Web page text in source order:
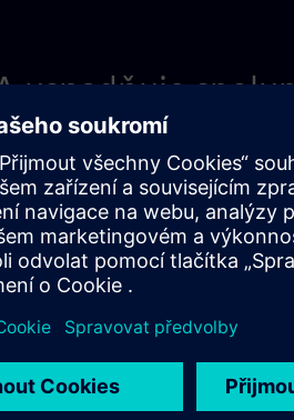
usnadňuje